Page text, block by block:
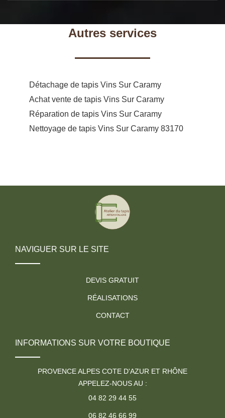
Autres services
Détachage de tapis Vins Sur Caramy
Achat vente de tapis Vins Sur Caramy
Réparation de tapis Vins Sur Caramy
Nettoyage de tapis Vins Sur Caramy 83170
NAVIGUER SUR LE SITE
DEVIS GRATUIT
RÉALISATIONS
CONTACT
INFORMATIONS SUR VOTRE BOUTIQUE
PROVENCE ALPES COTE D'AZUR ET RHÔNE
APPELEZ-NOUS AU :
04 82 29 44 55
06 82 46 66 99